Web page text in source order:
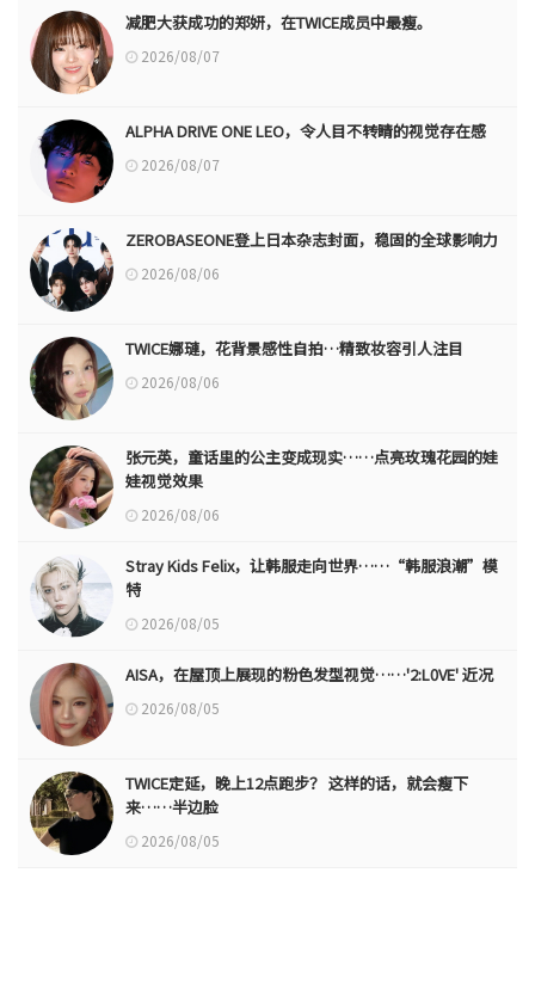
减肥大获成功的郑妍，在TWICE成员中最瘦。
2026/08/07
ALPHA DRIVE ONE LEO，令人目不转睛的视觉存在感
2026/08/07
ZEROBASEONE登上日本杂志封面，稳固的全球影响力
2026/08/06
TWICE娜璉，花背景感性自拍…精致妆容引人注目
2026/08/06
张元英，童话里的公主变成现实……点亮玫瑰花园的娃
娃视觉效果
2026/08/06
Stray Kids Felix，让韩服走向世界……“韩服浪潮”模
特
2026/08/05
AISA，在屋顶上展现的粉色发型视觉……'2:L0VE' 近况
2026/08/05
TWICE定延，晚上12点跑步？ 这样的话，就会瘦下
来……半边脸
2026/08/05